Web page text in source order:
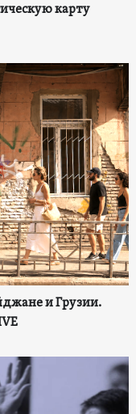
карту
и Грузии.